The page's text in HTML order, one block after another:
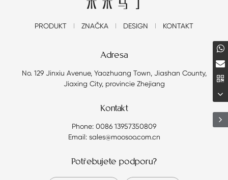
PRODUKT ZNAČKA DESIGN KONTAKT
Adresa
No. 129 Jinxiu Avenue, Yaozhuang Town, Jiashan County,
Jiaxing City, provincie Zhejiang
Kontakt
Phone: 0086 13957350809
Email: sales@moosoo.com.cn
Potřebujete podporu?